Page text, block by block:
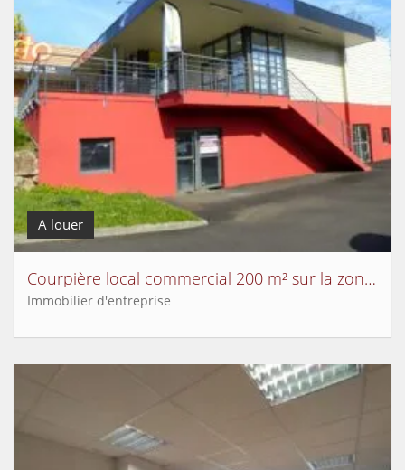
A louer
Courpière local commercial 200 m² sur la zone commerciale
Immobilier d'entreprise